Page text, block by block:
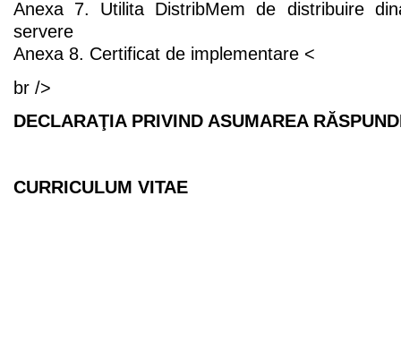
Anexa 7. Utilita DistribMem de distribuire
servere
Anexa 8. Certificat de implementare <
br />
DECLARAŢIA PRIVIND ASUMAREA
CURRICULUM VITAE